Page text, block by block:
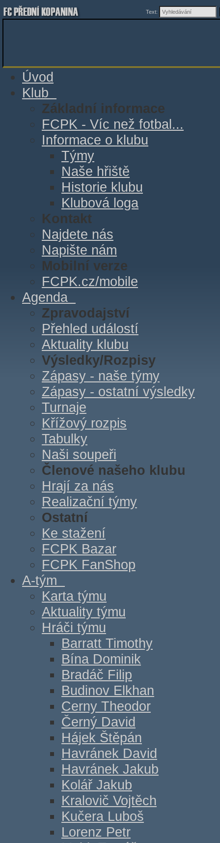
Text:
Úvod
Klub
Základní informace
FCPK - Víc než fotbal...
Informace o klubu
Týmy
Naše hřiště
Historie klubu
Klubová loga
Kontakt
Najdete nás
Napište nám
Mobilní verze
FCPK.cz/mobile
Agenda
Zpravodajství
Přehled událostí
Aktuality klubu
Výsledky/Rozpisy
Zápasy - naše týmy
Zápasy - ostatní výsledky
Turnaje
Křížový rozpis
Tabulky
Naši soupeři
Členové našeho klubu
Hrají za nás
Realizační týmy
Ostatní
Ke stažení
FCPK Bazar
FCPK FanShop
A-tým
Karta týmu
Aktuality týmu
Hráči týmu
Barratt Timothy
Bína Dominik
Bradáč Filip
Budinov Elkhan
Cerny Theodor
Černý David
Hájek Štěpán
Havránek David
Havránek Jakub
Kolář Jakub
Kralovič Vojtěch
Kučera Luboš
Lorenz Petr